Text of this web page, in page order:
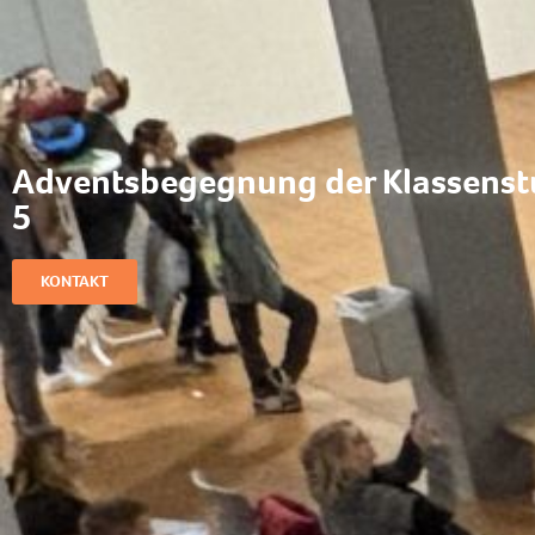
Adventsbegegnung der
5
KONTAKT